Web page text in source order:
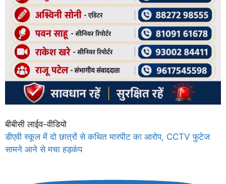
बीबीसी लाईव-वीडियो
डीएवी स्कूल में दो छात्रों से कथित मारपीट का आरोप, CCTV फुटेज
सामने आने से मचा हड़कंप